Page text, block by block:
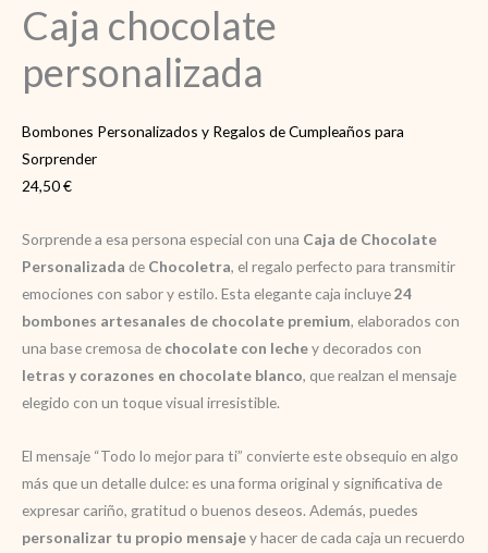
Caja chocolate
personalizada
Bombones Personalizados y Regalos de Cumpleaños para
Sorprender
24,50€
Sorprende a esa persona especial con una Caja de Chocolate
Personalizada de Chocoletra, el regalo perfecto para transmitir
emociones con sabor y estilo. Esta elegante caja incluye24
bombones artesanales de chocolate premium, elaborados con
una base cremosa de chocolate con lechey decorados con
letras y corazones en chocolate blanco, que realzan el mensaje
elegido con un toque visual irresistible.
El mensaje “Todo lo mejor para ti” convierte este obsequio en algo
más que un detalle dulce: es una forma original y significativa de
expresar cariño, gratitud o buenos deseos. Además, puedes
personalizar tu propio mensajey hacer de cada caja un recuerdo